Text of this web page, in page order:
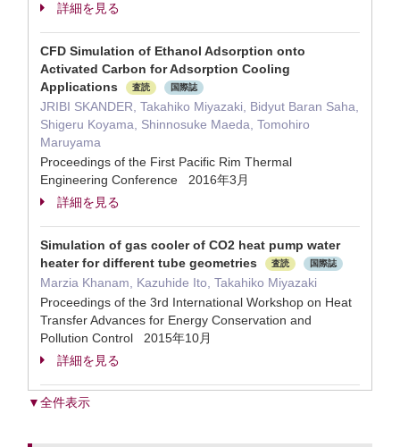
詳細を見る
CFD Simulation of Ethanol Adsorption onto
Activated Carbon for Adsorption Cooling
Applications
査読 国際誌
JRIBI SKANDER, Takahiko Miyazaki, Bidyut Baran Saha,
Shigeru Koyama, Shinnosuke Maeda, Tomohiro
Maruyama
Proceedings of the First Pacific Rim Thermal
Engineering Conference 2016年3月
詳細を見る
Simulation of gas cooler of CO2 heat pump water
heater for different tube geometries
査読 国際誌
Marzia Khanam, Kazuhide Ito, Takahiko Miyazaki
Proceedings of the 3rd International Workshop on Heat
Transfer Advances for Energy Conservation and
Pollution Control 2015年10月
詳細を見る
▼全件表示